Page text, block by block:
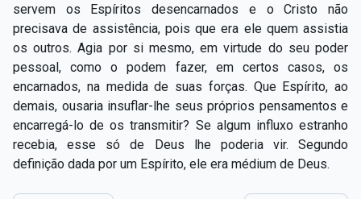
servem os Espíritos desencarnados e o Cristo não
precisava de assistência, pois que era ele quem assistia
os outros. Agia por si mesmo, em virtude do seu poder
pessoal, como o podem fazer, em certos casos, os
encarnados, na medida de suas forças. Que Espírito, ao
demais, ousaria insuflar-lhe seus próprios pensamentos e
encarregá-lo de os transmitir? Se algum influxo estranho
recebia, esse só de Deus lhe poderia vir. Segundo
definição dada por um Espírito, ele era médium de Deus.